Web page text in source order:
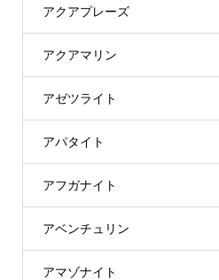
アクアプレーズ
アクアマリン
アゼツライト
アパタイト
アフガナイト
アベンチュリン
アマゾナイト